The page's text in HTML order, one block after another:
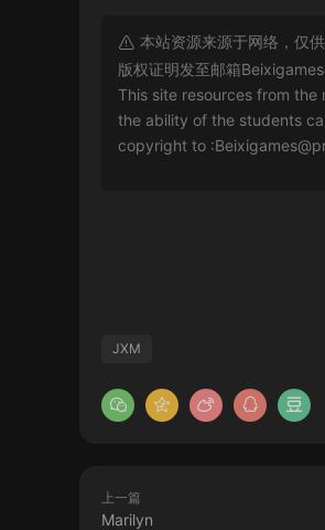
本站资源来源于网络，仅
版权证明发至邮箱
This site resources from
the ability of the students
copyright to :
JXM
上一篇
Marilyn